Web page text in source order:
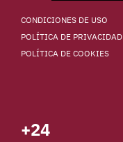
CONDICIONES DE USO
POLÍTICA DE PRIVACIDAD
POLÍTICA DE COOKIES
+24